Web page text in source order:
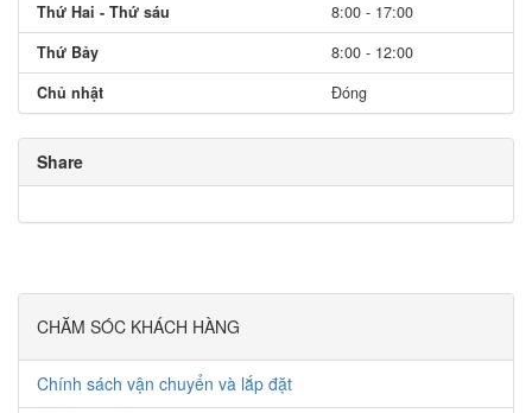
Thứ Hai - Thứ sáu
8:00 - 17:00
Thứ Bảy
8:00 - 12:00
Chủ nhật
Đóng
Share
CHĂM SÓC KHÁCH HÀNG
Chính sách vận chuyển và lắp đặt